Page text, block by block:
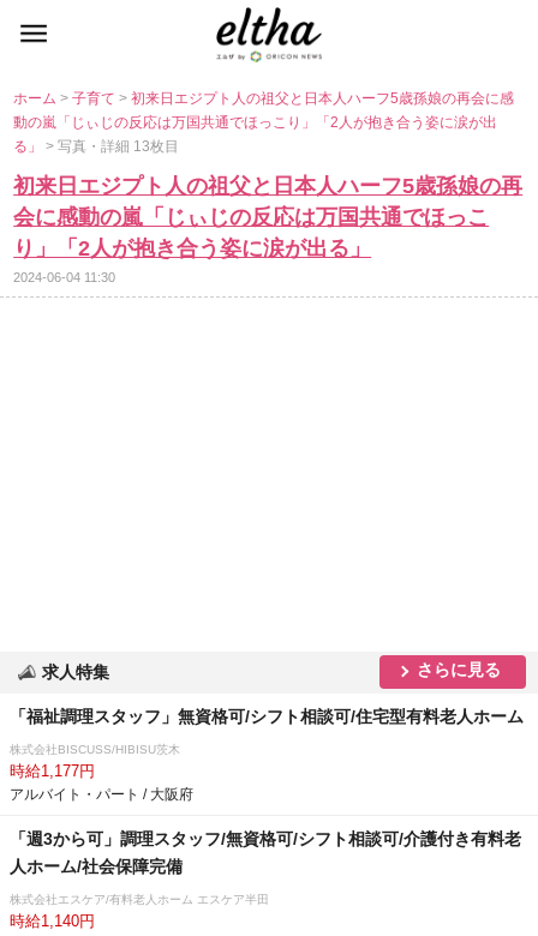
ホーム>子育て>初来日エジプト人の祖父と日本人ハーフ5歳孫娘の再会に感
動の嵐「じぃじの反応は万国共通でほっこり」「2人が抱き合う姿に涙が出
る」> 写真・詳細 13枚目
初来日エジプト人の祖父と日本人ハーフ5歳孫娘の再
会に感動の嵐「じぃじの反応は万国共通でほっこ
り」「2人が抱き合う姿に涙が出る」
2024-06-04 11:30
求人特集 さらに見る
「福祉調理スタッフ」無資格可/シフト相談可/住宅型有料老人ホーム
株式会社BISCUSS/HIBISU茨木
時給1,177円
アルバイト・パート / 大阪府
「週3から可」調理スタッフ/無資格可/シフト相談可/介護付き有料老
人ホーム/社会保障完備
株式会社エスケア/有料老人ホーム エスケア半田
時給1,140円